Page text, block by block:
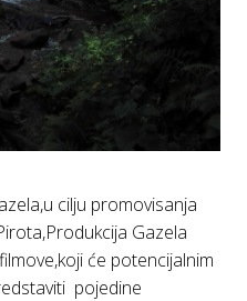
cilju promovisanja
Gazela
će potencijalnim
pojedine